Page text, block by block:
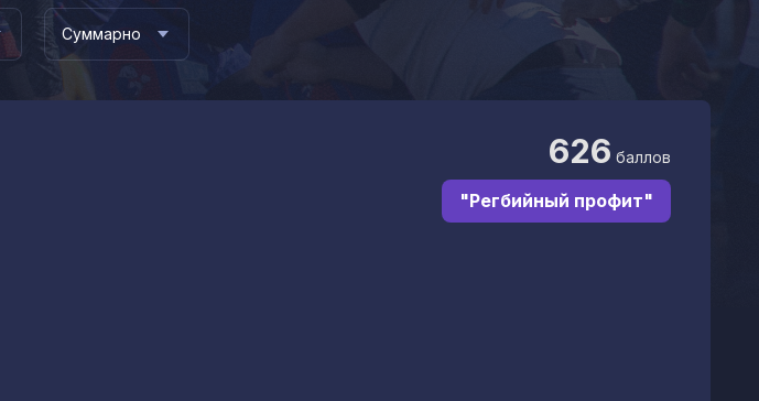
Суммарно
626 баллов
"Регбийный профит"